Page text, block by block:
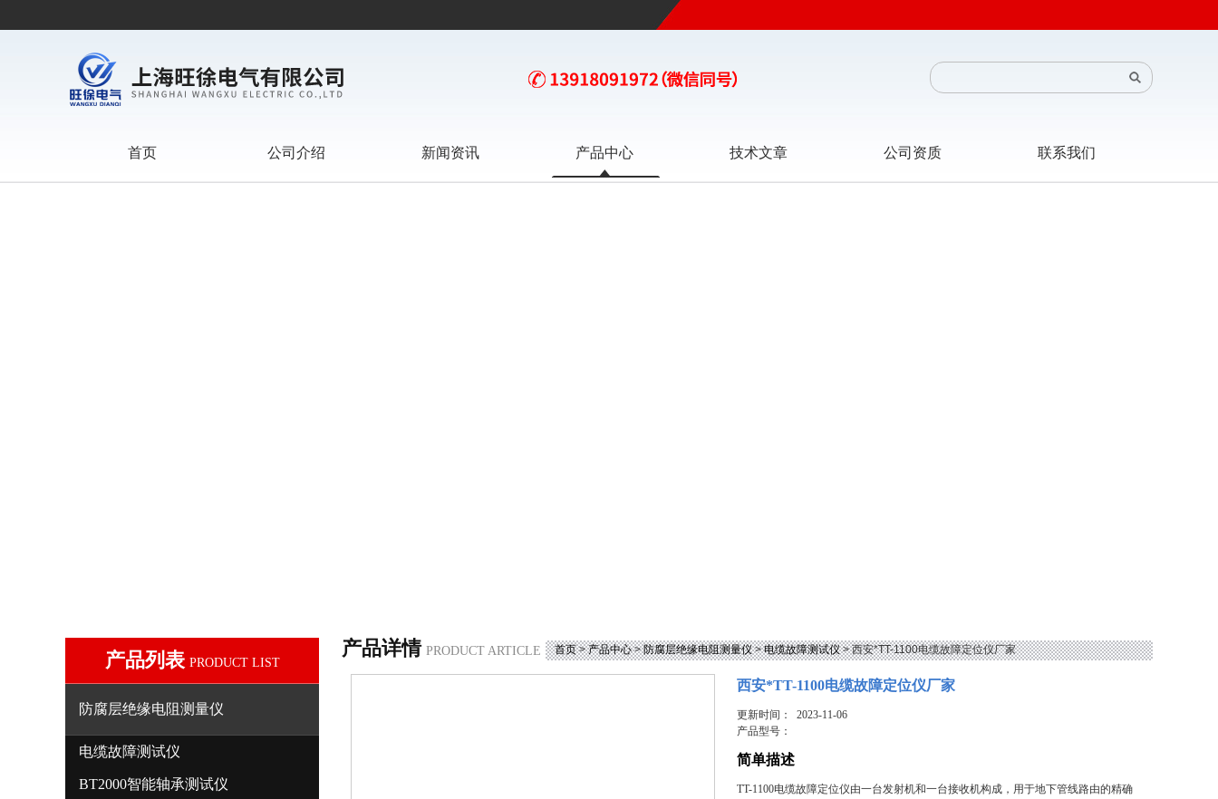
首页 公司介绍 新闻资讯 产品中心 技术文章 公司资质 联系我们
产品列表 PRODUCT LIST
防腐层绝缘电阻测量仪
电缆故障测试仪
BT2000智能轴承测试仪
产品详情 PRODUCT ARTICLE 首页>产品中心>防腐层绝缘电阻测量仪>电缆故障测试仪> 西安*TT-1100电缆故障定位仪厂家
西安*TT-1100电缆故障定位仪厂家
更新时间： 2023-11-06
产品型号：
简单描述
TT-1100电缆故障定位仪由一台发射机和一台接收机构成，用于地下管线路由的精确